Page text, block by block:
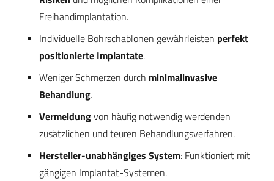
Freihandimplantation.
Individuelle Bohrschablonen gewährleisten perfekt
positionierte Implantate.
Weniger Schmerzen durch minimalinvasive
Behandlung.
Vermeidungvon häufig notwendig werdenden
zusätzlichen und teuren Behandlungsverfahren.
Hersteller-unabhängiges System: Funktioniert mit
gängigen Implantat-Systemen.